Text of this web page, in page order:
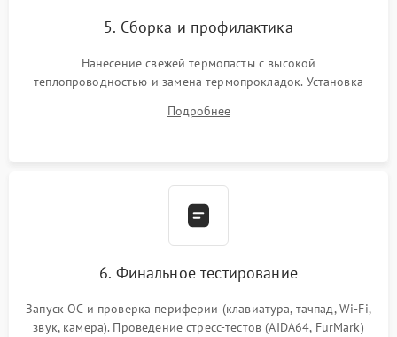
5. Сборка и профилактика
Нанесение свежей термопасты с высокой
теплопроводностью и замена термопрокладок. Установка
шлейфов, модулей памяти и накопителей. Предварительная
Подробнее
6. Финальное тестирование
Запуск ОС и проверка периферии (клавиатура, тачпад, Wi-Fi,
звук, камера). Проведение стресс-тестов (AIDA64, FurMark)